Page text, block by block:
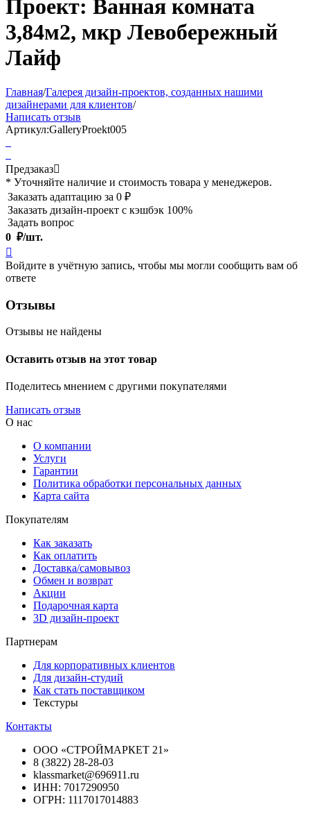
Проект: Ванная комната
3,84м2, мкр Левобережный
Лайф
Главная/Галерея дизайн-проектов, созданных нашими
дизайнерами для клиентов/
Написать отзыв
Артикул:GalleryProekt005
Предзаказ
* Уточняйте наличие и стоимость товара у менеджеров.
Заказать адаптацию за 0 ₽
Заказать дизайн-проект с кэшбэк 100%
Задать вопрос
0 ₽/шт.

Войдите в учётную запись, чтобы мы могли сообщить вам об
ответе
Отзывы
Отзывы не найдены
Оставить отзыв на этот товар
Поделитесь мнением с другими покупателями
Написать отзыв
О нас
О компании
Услуги
Гарантии
Политика обработки персональных данных
Карта сайта
Покупателям
Как заказать
Как оплатить
Доставка/самовывоз
Обмен и возврат
Акции
Подарочная карта
3D дизайн-проект
Партнерам
Для корпоративных клиентов
Для дизайн-студий
Как стать поставщиком
Текстуры
Контакты
ООО «СТРОЙМАРКЕТ 21»
8 (3822) 28-28-03
klassmarket@696911.ru
ИНН: 7017290950
ОГРН: 1117017014883